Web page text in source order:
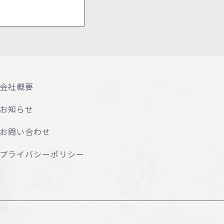
会社概要
お知らせ
お問い合わせ
プライバシーポリシー